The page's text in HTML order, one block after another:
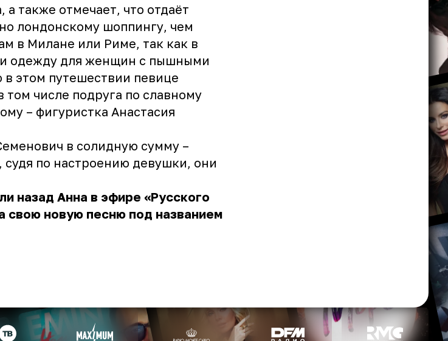
а также отмечает, что отдаёт
лондонскому шоппингу, чем
в Милане или Риме, так как в
одежду для женщин с пышными
этом путешествии певице
том числе подруга по славному
– фигуристка Анастасия
в солидную сумму –
по настроению девушки, они
назад Анна в эфире «Русского
свою новую песню под названием